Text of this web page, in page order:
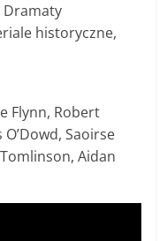
Dramaty
historyczne,
Flynn, Robert
Saoirse
Aidan